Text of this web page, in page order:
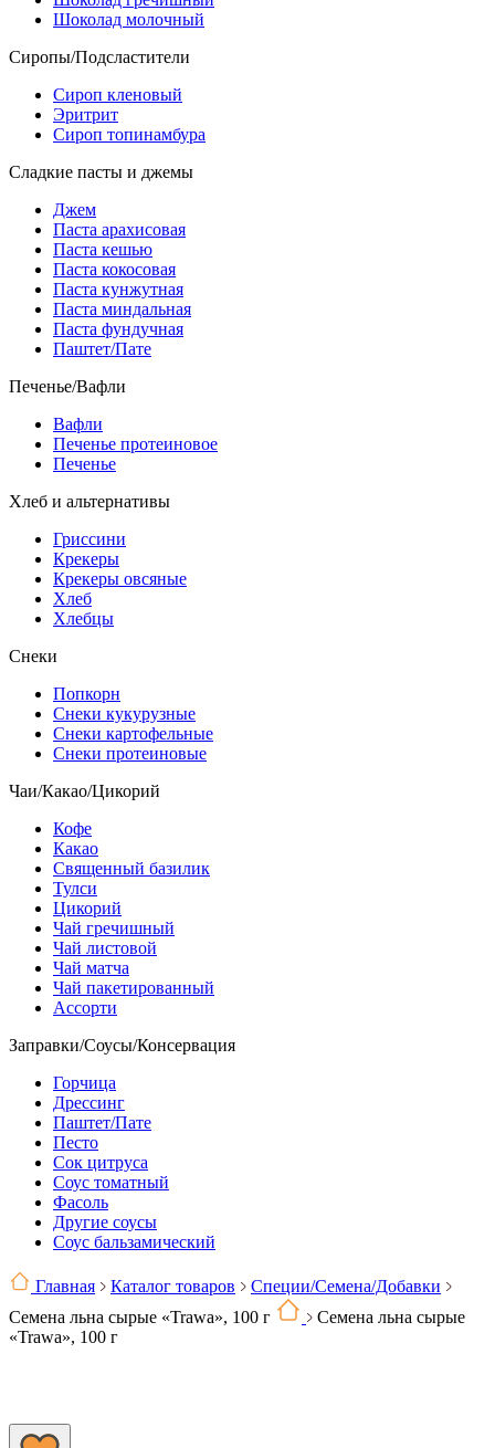
Шоколад молочный
Сиропы/Подсластители
Сироп кленовый
Эритрит
Сироп топинамбура
Сладкие пасты и джемы
Джем
Паста арахисовая
Паста кешью
Паста кокосовая
Паста кунжутная
Паста миндальная
Паста фундучная
Паштет/Пате
Печенье/Вафли
Вафли
Печенье протеиновое
Печенье
Хлеб и альтернативы
Гриссини
Крекеры
Крекеры овсяные
Хлеб
Хлебцы
Снеки
Попкорн
Снеки кукурузные
Снеки картофельные
Снеки протеиновые
Чаи/Какао/Цикорий
Кофе
Какао
Священный базилик
Тулси
Цикорий
Чай гречишный
Чай листовой
Чай матча
Чай пакетированный
Ассорти
Заправки/Соусы/Консервация
Горчица
Дрессинг
Паштет/Пате
Песто
Сок цитруса
Соус томатный
Фасоль
Другие соусы
Соус бальзамический
Главная Каталог товаров
Специи/Семена/Добавки
Семена льна сырые «Trawa», 100 г
Семена льна сырые
«Trawa», 100 г